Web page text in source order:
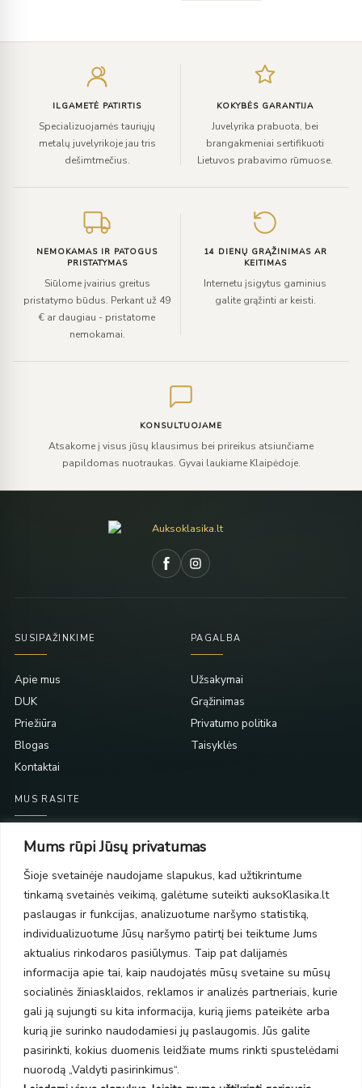
Mums rūpi Jūsų privatumas
Šioje svetainėje naudojame slapukus, kad užtikrintume
tinkamą svetainės veikimą, galėtume suteikti auksoKlasika.lt
paslaugas ir funkcijas, analizuotume naršymo statistiką,
individualizuotume Jūsų naršymo patirtį bei teiktume Jums
aktualius rinkodaros pasiūlymus. Taip pat dalijamės
informacija apie tai, kaip naudojatės mūsų svetaine su mūsų
socialinės žiniasklaidos, reklamos ir analizės partneriais, kurie
gali ją sujungti su kita informacija, kurią jiems pateikėte arba
kurią jie surinko naudodamiesi jų paslaugomis. Jūs galite
pasirinkti, kokius duomenis leidžiate mums rinkti spustelėdami
nuorodą „Valdyti pasirinkimus“.
ILGAMETĖ PATIRTIS
Specializuojamės tauriųjų
metalų juvelyrikoje jau tris
dešimtmečius.
KOKYBĖS GARANTIJA
Juvelyrika prabuota, bei
brangakmeniai sertifikuoti
Lietuvos prabavimo rūmuose.
NEMOKAMAS IR PATOGUS
PRISTATYMAS
Siūlome įvairius greitus
pristatymo būdus. Perkant už 49
€ ar daugiau - pristatome
nemokamai.
14 DIENŲ GRĄŽINIMAS AR
KEITIMAS
Internetu įsigytus gaminius
galite grąžinti ar keisti.
KONSULTUOJAME
Atsakome į visus jūsų klausimus bei prireikus atsiunčiame
papildomas nuotraukas. Gyvai laukiame Klaipėdoje.
SUSIPAŽINKIME
Apie mus
DUK
Priežiūra
Blogas
Kontaktai
PAGALBA
Užsakymai
Grąžinimas
Privatumo politika
Taisyklės
MUS RASITE
Taikos pr. 139
PC Molas, Klaipėda
Taikos pr. 141
PC BIG 2, Klaipėda
Šilutės pl. 35
PC Banginis, Klaipėda
NAUJIENLAIŠKIS
Prenumeruokite ir gaukite pasiūlymus, naujienas bei riboto
leidimo kolekcijas.